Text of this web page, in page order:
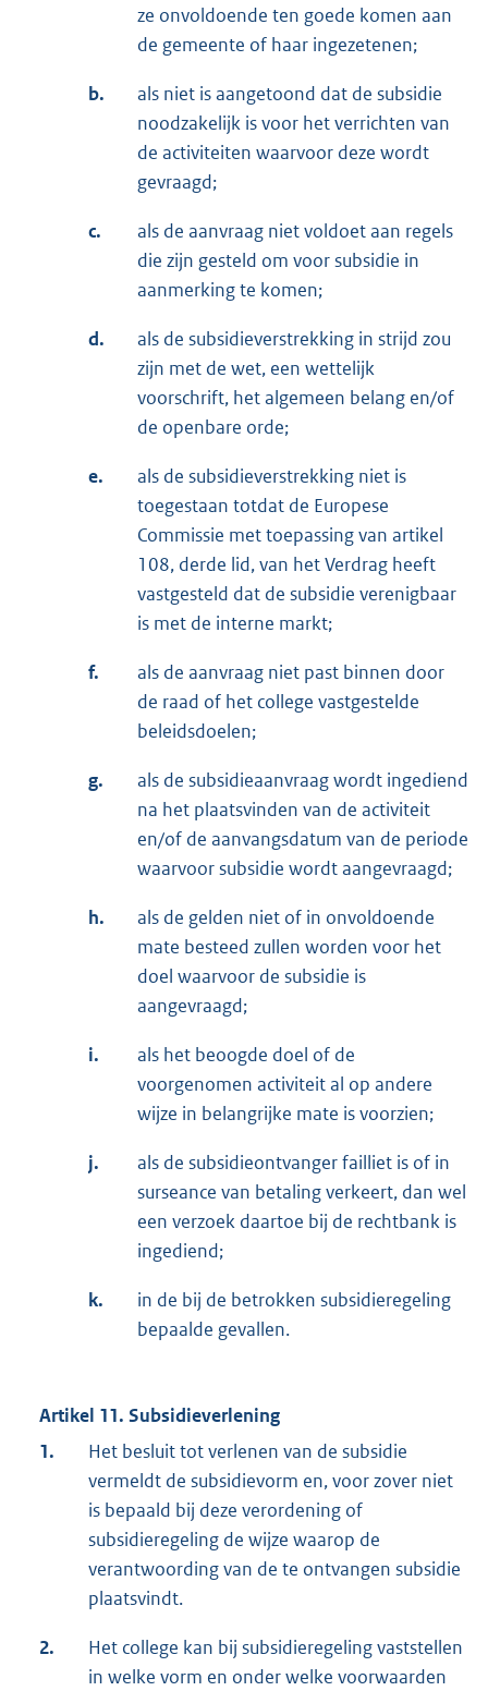
ze onvoldoende ten goede komen aan
de gemeente of haar ingezetenen;
b.
als niet is aangetoond dat de subsidie
noodzakelijk is voor het verrichten van
de activiteiten waarvoor deze wordt
gevraagd;
c.
als de aanvraag niet voldoet aan regels
die zijn gesteld om voor subsidie in
aanmerking te komen;
d.
als de subsidieverstrekking in strijd zou
zijn met de wet, een wettelijk
voorschrift, het algemeen belang en/of
de openbare orde;
e.
als de subsidieverstrekking niet is
toegestaan totdat de Europese
Commissie met toepassing van artikel
108, derde lid, van het Verdrag heeft
vastgesteld dat de subsidie verenigbaar
is met de interne markt;
f.
als de aanvraag niet past binnen door
de raad of het college vastgestelde
beleidsdoelen;
g.
als de subsidieaanvraag wordt ingediend
na het plaatsvinden van de activiteit
en/of de aanvangsdatum van de periode
waarvoor subsidie wordt aangevraagd;
h.
als de gelden niet of in onvoldoende
mate besteed zullen worden voor het
doel waarvoor de subsidie is
aangevraagd;
i.
als het beoogde doel of de
voorgenomen activiteit al op andere
wijze in belangrijke mate is voorzien;
j.
als de subsidieontvanger failliet is of in
surseance van betaling verkeert, dan wel
een verzoek daartoe bij de rechtbank is
ingediend;
k.
in de bij de betrokken subsidieregeling
bepaalde gevallen.
Artikel 11. Subsidieverlening
1.
Het besluit tot verlenen van de subsidie
vermeldt de subsidievorm en, voor zover niet
is bepaald bij deze verordening of
subsidieregeling de wijze waarop de
verantwoording van de te ontvangen subsidie
plaatsvindt.
2.
Het college kan bij subsidieregeling vaststellen
in welke vorm en onder welke voorwaarden